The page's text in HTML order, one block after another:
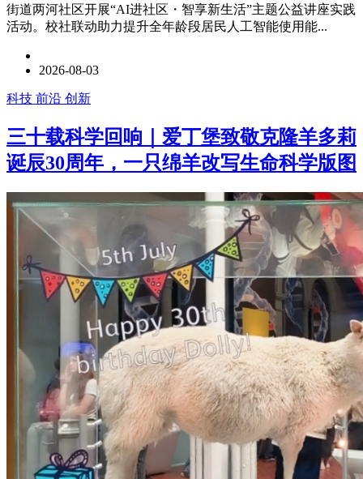
街道两河社区开展“AI进社区・智享新生活”主题公益讲座实践
活动。校社联动助力提升全年龄段居民人工智能使用能...
2026-08-03
科技 前沿 创新
三十载科学回响｜爱丁堡致敬克隆羊多莉
诞辰30周年，一只绵羊改写生命科学版图